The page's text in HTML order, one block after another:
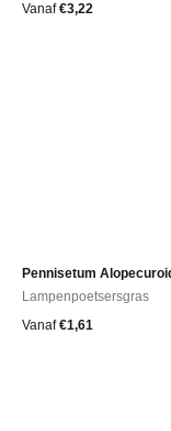
Vanaf €3,22
Pennisetum
Lampenpoetsersgras
Vanaf €1,61